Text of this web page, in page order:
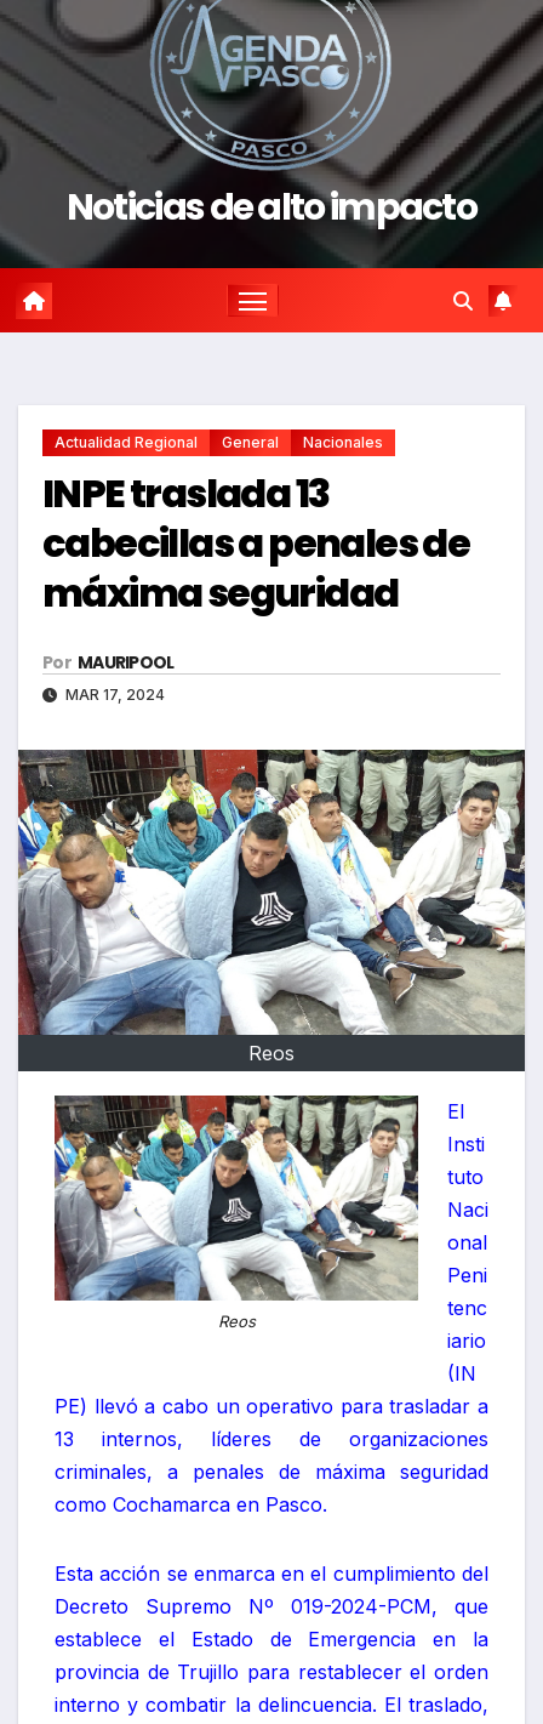
Noticias de alto impacto
Actualidad Regional General Nacionales
INPE traslada 13
cabecillas a penales de
máxima seguridad
Por MAURIPOOL
MAR 17, 2024
Reos
Reos
El
Insti
tuto
Naci
onal
Peni
tenc
iario
(IN
PE) llevó a cabo un operativo para trasladar a
13 internos, líderes de organizaciones
criminales, a penales de máxima seguridad
como Cochamarca en Pasco.
Esta acción se enmarca en el cumplimiento del
Decreto Supremo Nº 019-2024-PCM, que
establece el Estado de Emergencia en la
provincia de Trujillo para restablecer el orden
interno y combatir la delincuencia. El traslado,